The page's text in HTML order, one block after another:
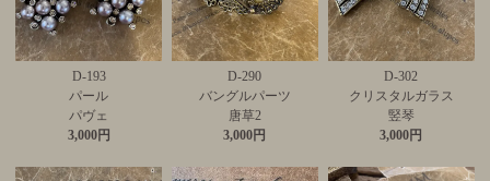
D-193
パール
パヴェ
3,000円
D-290
バングルパーツ
唐草2
3,000円
D-302
クリスタルガラス
竪琴
3,000円